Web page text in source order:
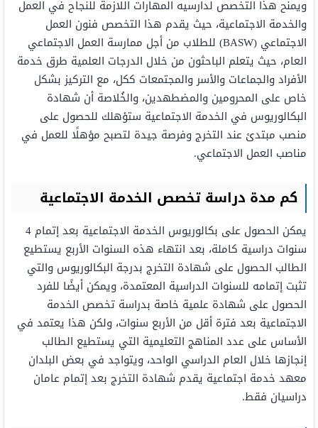
ويمنح هذا التخصص لدارسيه المهارات اللازمة للنجاح في العمل
والخدمة الاجتماعية، حيث يقدم هذا التخصص فنون العمل
الاجتماعي (BASW) للطلاب من أجل ممارسة العمل الاجتماعي
العام، حيث يتعلم الباحثون من خلال الدرجات العلمية طرق خدمة
الأفراد والجماعات والأسر والمجتمعات ككل، مع التركيز بشكل
خاص على المحرومين والمضطهدين، والخُلاصة أن شهادة
البكالوريوس في الخدمة الاجتماعية ستؤهلك للحصول على
منصب مبتدئ عند التخرج وفرصة جيدة لتصبح مؤهلًا للعمل في
مناصب العمل الاجتماعي.
كم مدة دراسة تخصص الخدمة الاجتماعية
يمكن الحصول على بكالوريوس الخدمة الاجتماعية بعد إتمام 4
سنوات دراسية كاملة، بعد انتهاء هذه السنوات الأربع يستطيع
الطالب الحصول على شهادة التخرج بدرجة البكالوريوس والتي
تثبت إتمامه للسنوات الدراسية المعتمدة، ويمكن أيضًا للفرد
الحصول على شهادة علمية خاصة بدراسة تخصص الخدمة
الاجتماعية بعد فترة أقل من الأربع سنوات، ولكن هذا يعتمد في
الأساس على عدد المناهج التعليمية التي يستطيع الطالب
إنجازها خلال العام الدراسي الواحد، ويتواجد في بعض البلدان
معهد خدمة اجتماعية يقدم شهادة التخرج بعد إتمام عامان
دراسيان فقط.